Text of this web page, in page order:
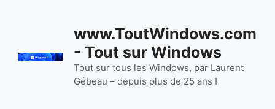
www.ToutWindows.com
- Tout sur Windows
Tout sur tous les Windows, par Laurent
Gébeau – depuis plus de 25 ans !